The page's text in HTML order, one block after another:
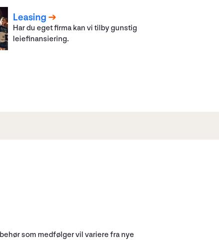
Leasing
Har du eget firma kan vi tilby gunstig
leiefinansiering.
som medfølger vil variere fra nye